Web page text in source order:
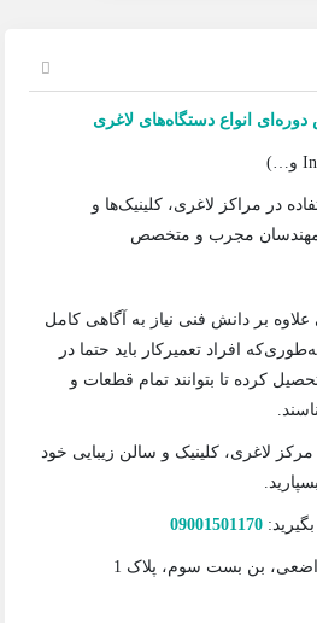
انواع دستگاه‌های لاغری
در مراکز لاغری، کلینیک‌ها و
مهندسان مجرب و متخصص
بر دانش فنی نیاز به آگاهی کامل
افراد تعمیرکار باید حتما در
کرده تا بتوانند تمام قطعات و
لاغری، کلینیک و سالن زیبایی خود
09001501170
بن بست سوم، پلاک 1